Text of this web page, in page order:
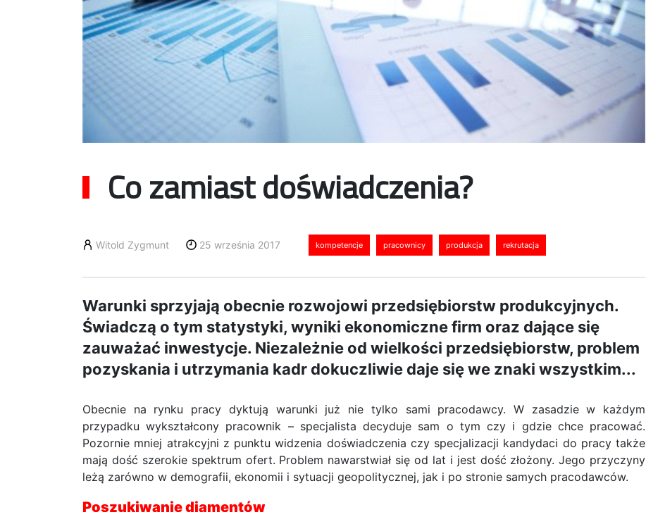
Co zamiast doświadczenia?
Witold Zygmunt 25 września 2017 kompetencje pracownicy produkcja rekrutacja
Warunki sprzyjają obecnie rozwojowi przedsiębiorstw produkcyjnych.
Świadczą o tym statystyki, wyniki ekonomiczne firm oraz dające się
zauważać inwestycje. Niezależnie od wielkości przedsiębiorstw, problem
pozyskania i utrzymania kadr dokuczliwie daje się we znaki wszystkim...
Obecnie na rynku pracy dyktują warunki już nie tylko sami pracodawcy. W zasadzie w każdym
przypadku wykształcony pracownik – specjalista decyduje sam o tym czy i gdzie chce pracować.
Pozornie mniej atrakcyjni z punktu widzenia doświadczenia czy specjalizacji kandydaci do pracy także
mają dość szerokie spektrum ofert. Problem nawarstwiał się od lat i jest dość złożony. Jego przyczyny
leżą zarówno w demografii, ekonomii i sytuacji geopolitycznej, jak i po stronie samych pracodawców.
Poszukiwanie diamentów